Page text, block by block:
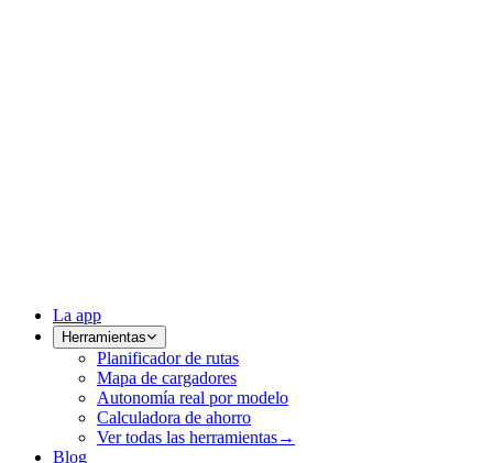
La app
Herramientas
Planificador de rutas
Mapa de cargadores
Autonomía real por modelo
Calculadora de ahorro
Ver todas las herramientas→
Blog